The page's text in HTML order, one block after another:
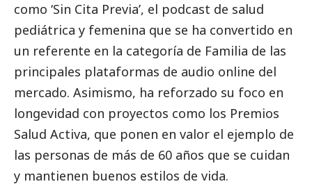
como ‘Sin Cita Previa’, el podcast de salud
pediátrica y femenina que se ha convertido en
un referente en la categoría de Familia de las
principales plataformas de audio online del
mercado. Asimismo, ha reforzado su foco en
longevidad con proyectos como los Premios
Salud Activa, que ponen en valor el ejemplo de
las personas de más de 60 años que se cuidan
y mantienen buenos estilos de vida.